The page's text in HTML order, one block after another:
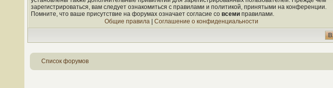
зарегистрироваться, вам следует ознакомиться с правилами и политикой, принятыми на конференции.
Помните, что ваше присутствие на форумах означает согласие со всеми правилами.
Общие правила| Соглашение о конфиденциальности
Список форумов